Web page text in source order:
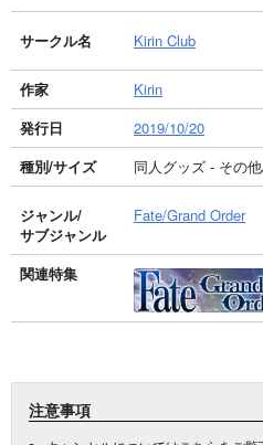
サークル名 Kirin Club
作家
Kirin
発行日
2019/10/20
種別/サイズ
同人グッズ - その
ジャンル/
サブジャンル
Fate/Grand Order
関連特集
注意事項